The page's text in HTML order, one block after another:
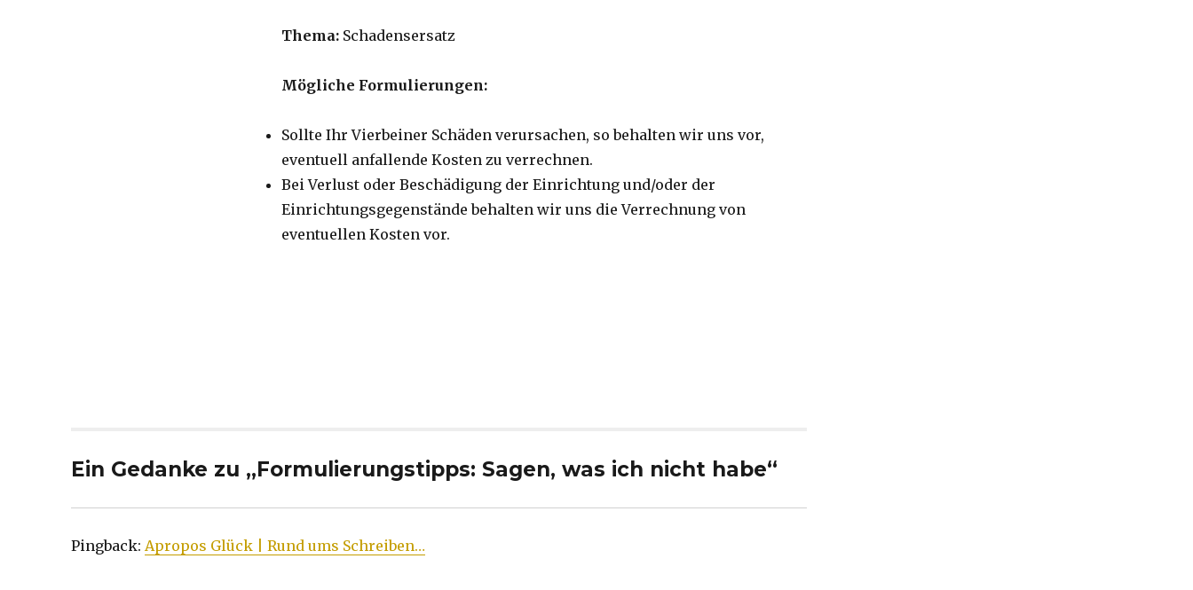
Thema:Schadensersatz
Mögliche Formulierungen:
Sollte Ihr Vierbeiner Schäden verursachen, so behalten wir uns vor,
eventuell anfallende Kosten zu verrechnen.
Bei Verlust oder Beschädigung der Einrichtung und/oder der
Einrichtungsgegenstände behalten wir uns die Verrechnung von
eventuellen Kosten vor.
Ein Gedanke zu „Formulierungstipps: Sagen, was ich nicht habe“
Pingback:Apropos Glück | Rund ums Schreiben…